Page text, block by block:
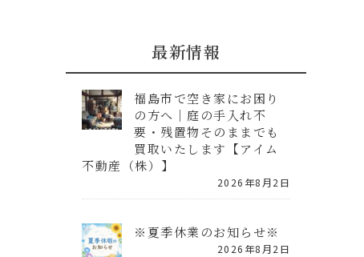
最新情報
福島市で空き家にお困り
の方へ｜庭の手入れ不
要・残置物そのままでも
買取いたします【アイム
不動産（株）】
2026年8月2日
※夏季休業のお知らせ※
2026年8月2日